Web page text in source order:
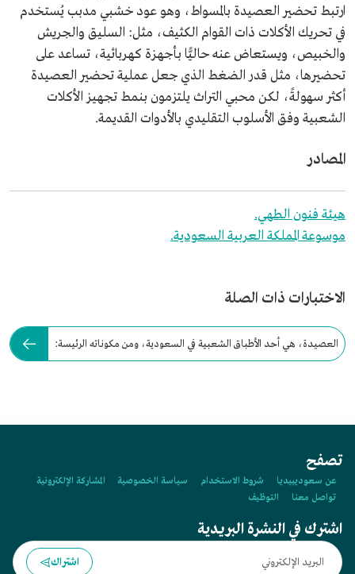
ارتبط تحضير العصيدة بالمسواط، وهو عود خشبي مدبب يُستخدم
في تحريك الأكلات ذات القوام الكثيف، مثل: السليق والجريش
والخبيص، ويستعاض عنه حاليًّا بأجهزة كهربائية، تساعد على
تحضيرها، مثل قدر الضغط الذي جعل عملية تحضير العصيدة
أكثر سهولةً، لكن محبي التراث يلتزمون بنمط تجهيز الأكلات
الشعبية وفق الأسلوب التقليدي بالأدوات القديمة.
المصادر
هيئة فنون الطهي.
موسوعة المملكة العربية السعودية.
الاختبارات ذات الصلة
العصيدة، هي أحد الأطباق الشعبية في السعودية، ومن مكوناته الرئيسة:
تصفح
عن سعوديبيديا شروط الاستخدام سياسة الخصوصية
المشاركة الإلكترونية
تواصل معنا
التوظيف
اشترك في النشرة البريدية
اشتراك